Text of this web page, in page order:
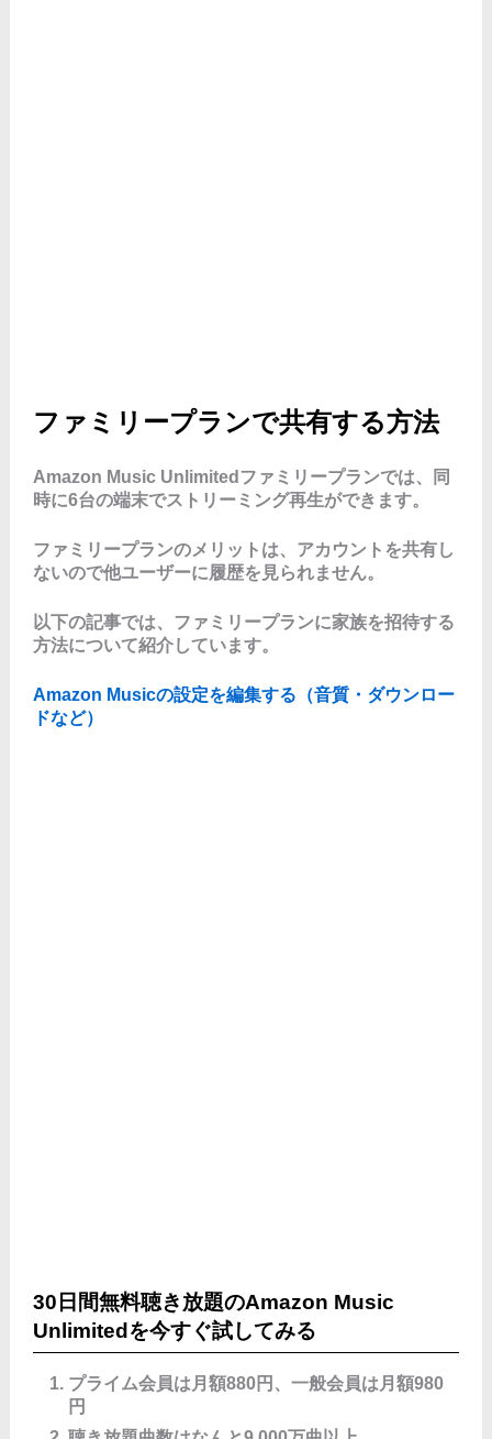
ファミリープランで共有する方法
Amazon Music Unlimitedファミリープランでは、同
時に6台の端末でストリーミング再生ができます。
ファミリープランのメリットは、アカウントを共有し
ないので他ユーザーに履歴を見られません。
以下の記事では、ファミリープランに家族を招待する
方法について紹介しています。
Amazon Musicの設定を編集する（音質・ダウンロー
ドなど）
30日間無料聴き放題のAmazon Music
Unlimitedを今すぐ試してみる
プライム会員は月額880円、一般会員は月額980
円